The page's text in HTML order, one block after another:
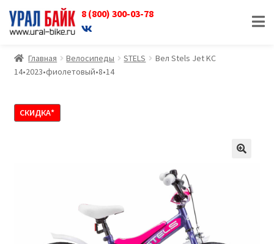
8 (800) 300-03-78
Перейти
к
навигации
Перейти
к
содержимому
Главная Велосипеды STELS
Вел Stels Jet KC
14•2023•фиолетовый•8•14
СКИДКА*